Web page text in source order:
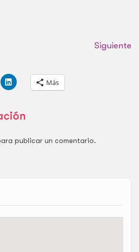
Siguiente
Más
publicar un comentario.